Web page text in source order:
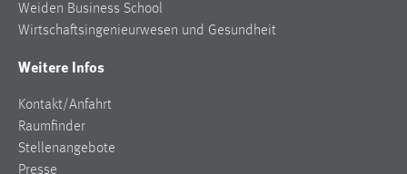
Weiden Business School
Wirtschaftsingenieurwesen und Gesundheit
Weitere Infos
Kontakt/Anfahrt
Raumfinder
Stellenangebote
Presse
werden hier Daten von externern Anbietern geladen.
Diese Anbieter sind:
(Esri)bzw. deren ArcGIS-Produkte;
Es gelten die Datenschutzbestimmungen dieser
Dienste: